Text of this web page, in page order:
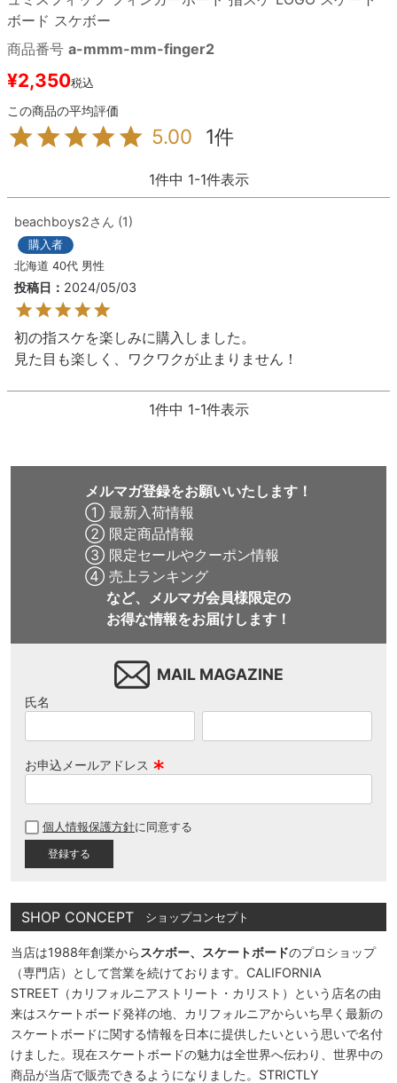
ボード スケボー
商品番号 a-mmm-mm-finger2
¥2,350税込
5.00 1
1件中 1-1件表示
beachboys2 1
購入者
北海道 40代 男性
投稿日 2024/05/03
初の指スケを楽しみに購入しました。
見た目も楽しく、ワクワクが止まりません！
1件中 1-1件表示
メルマガ登録をお願いいたします！
① 最新入荷情報
② 限定商品情報
③ 限定セールやクーポン情報
④ 売上ランキング
など、メルマガ会員様限定の
お得な情報をお届けします！
MAIL MAGAZINE
氏名
お申込メールアドレス
須
個人情報保護方針に同意する
SHOP CONCEPT ショップコンセプト
当店は1988年創業から スケボー、スケートボードのプロショップ
（専門店）として営業を続けております。CALIFORNIA
STREET（カリフォルニアストリート・カリスト）という店名の由
来はスケートボード発祥の地、カリフォルニアからいち早く最新の
スケートボードに関する情報を日本に提供したいという思いで名付
けました。現在スケートボードの魅力は全世界へ伝わり、世界中の
商品が当店で販売できるようになりました。STRICTLY
8.8inch
8.9inch
シェイプデッキ
高性能デッキ
8.9inch
9.0inch以上
75mm
110mm
29.5cm
30cm